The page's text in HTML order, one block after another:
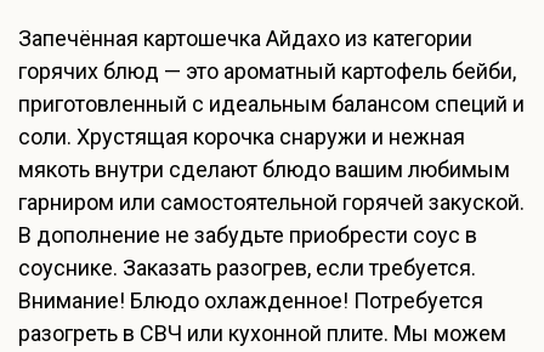
Запечённая картошечка Айдахо из категории
горячих блюд — это ароматный картофель бейби,
приготовленный с идеальным балансом специй и
соли. Хрустящая корочка снаружи и нежная
мякоть внутри сделают блюдо вашим любимым
гарниром или самостоятельной горячей закуской.
В дополнение не забудьте приобрести соус в
соуснике. Заказать разогрев, если требуется.
Внимание! Блюдо охлажденное! Потребуется
разогреть в СВЧ или кухонной плите. Мы можем